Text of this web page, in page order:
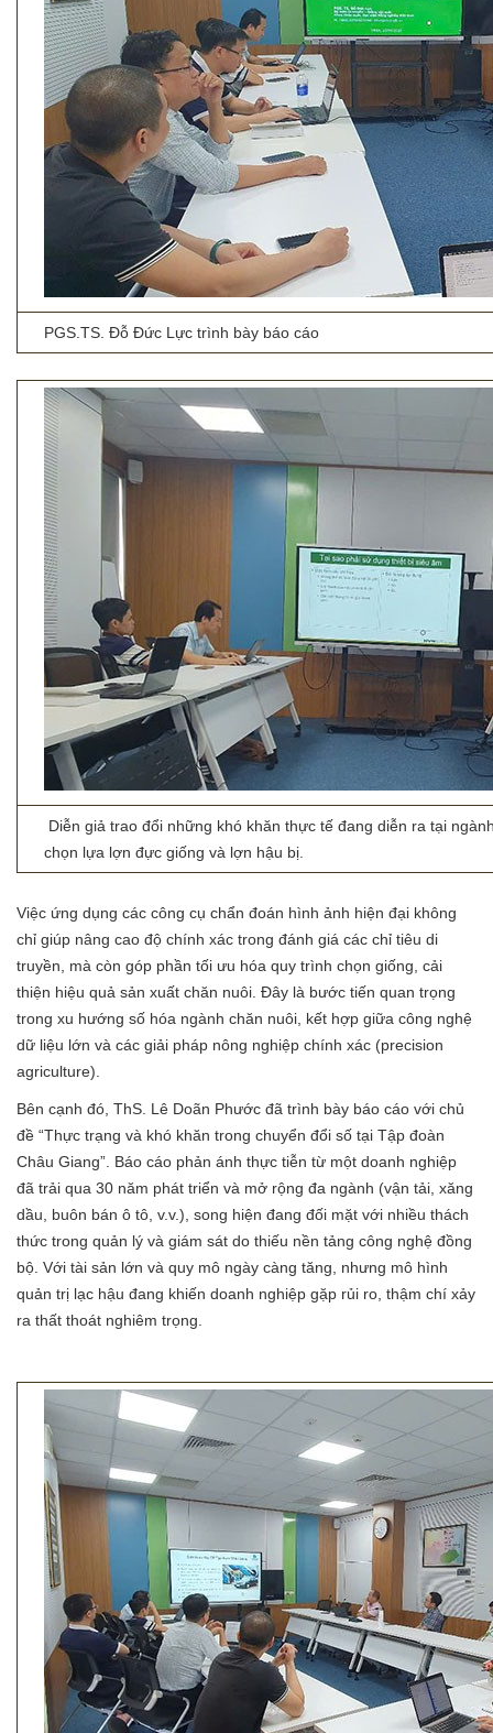
PGS.TS. Đỗ Đức Lực trình bày báo cáo
Diễn giả trao đổi những khó khăn thực tế đang diễn ra tại
chọn lựa lợn đực giống và lợn hậu bị.
Việc ứng dụng các công cụ chẩn đoán hình ảnh hiện đại không
chỉ giúp nâng cao độ chính xác trong đánh giá các chỉ tiêu di
truyền, mà còn góp phần tối ưu hóa quy trình chọn giống, cải
thiện hiệu quả sản xuất chăn nuôi. Đây là bước tiến quan trọng
trong xu hướng số hóa ngành chăn nuôi, kết hợp giữa công nghệ
dữ liệu lớn và các giải pháp nông nghiệp chính xác (precision
agriculture).
Bên cạnh đó, ThS. Lê Doãn Phước đã trình bày báo cáo với chủ
đề “Thực trạng và khó khăn trong chuyển đổi số tại Tập đoàn
Châu Giang”. Báo cáo phản ánh thực tiễn từ một doanh nghiệp
đã trải qua 30 năm phát triển và mở rộng đa ngành (vận tải, xăng
dầu, buôn bán ô tô, v.v.), song hiện đang đối mặt với nhiều thách
thức trong quản lý và giám sát do thiếu nền tảng công nghệ đồng
bộ. Với tài sản lớn và quy mô ngày càng tăng, nhưng mô hình
quản trị lạc hậu đang khiến doanh nghiệp gặp rủi ro, thậm chí xảy
ra thất thoát nghiêm trọng.